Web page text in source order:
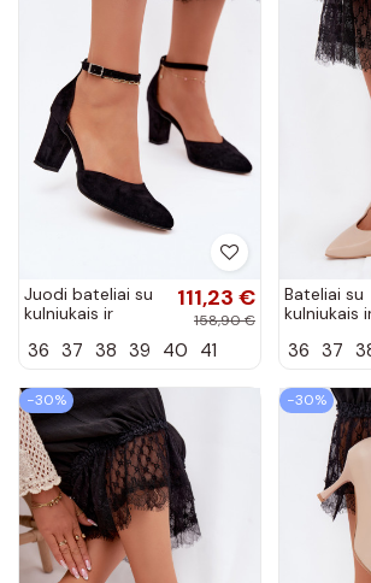
Juodi bateliai su
kulniukais ir
nosimi Zazoo 823
111,23 €
158,90 €
36 37 38 39 40 41
Bateliai su
kulniukais
smėlio
36 37
−30% −30%